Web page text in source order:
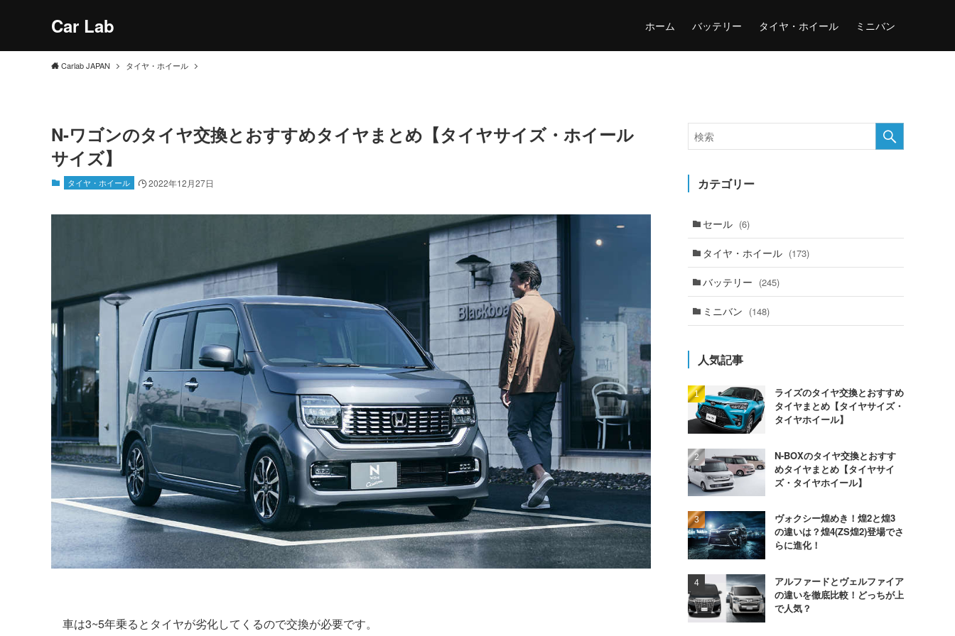
Car Lab ホーム バッテリー タイヤ・ホイール ミニバン
Carlab JAPAN タイヤ・ホイール
N-ワゴンのタイヤ交換とおすすめタイヤまとめ【タイヤサイズ・ホイール
サイズ】
タイヤ・ホイール 2022年12月27日
車は3~5年乗るとタイヤが劣化してくるので交換が必要です。
カテゴリー
セール (6)
タイヤ・ホイール (173)
バッテリー (245)
ミニバン (148)
人気記事
ライズのタイヤ交換とおすすめ
タイヤまとめ【タイヤサイズ・
タイヤホイール】
N-BOXのタイヤ交換とおすす
めタイヤまとめ【タイヤサイ
ズ・タイヤホイール】
ヴォクシー煌めき！煌2と煌3
の違いは？煌4(ZS煌2)登場でさ
らに進化！
アルファードとヴェルファイア
の違いを徹底比較！どっちが上
で人気？